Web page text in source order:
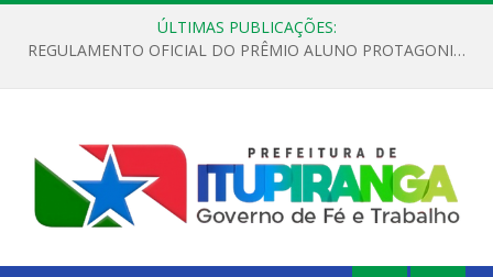
ÚLTIMAS PUBLICAÇÕES:
REGULAMENTO OFICIAL DO PRÊMIO ALUNO PROTAGONISTA – EDIÇÃO 2026